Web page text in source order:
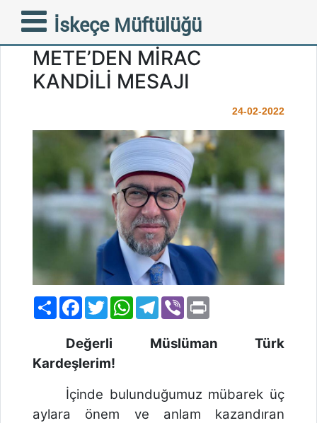
İskeçe Müftülüğü
FAZİLETLİ İSKEÇE
MÜFTÜMÜZ AHMET
METE’DEN MİRAC
KANDİLİ MESAJI
24-02-2022
PaylaşFacebook
TwitterWhatsAppTelegram
Viber
Değerli Müslüman Türk
Kardeşlerim!
İçinde bulunduğumuz mübarek üç
aylara önem ve anlam kazandıran